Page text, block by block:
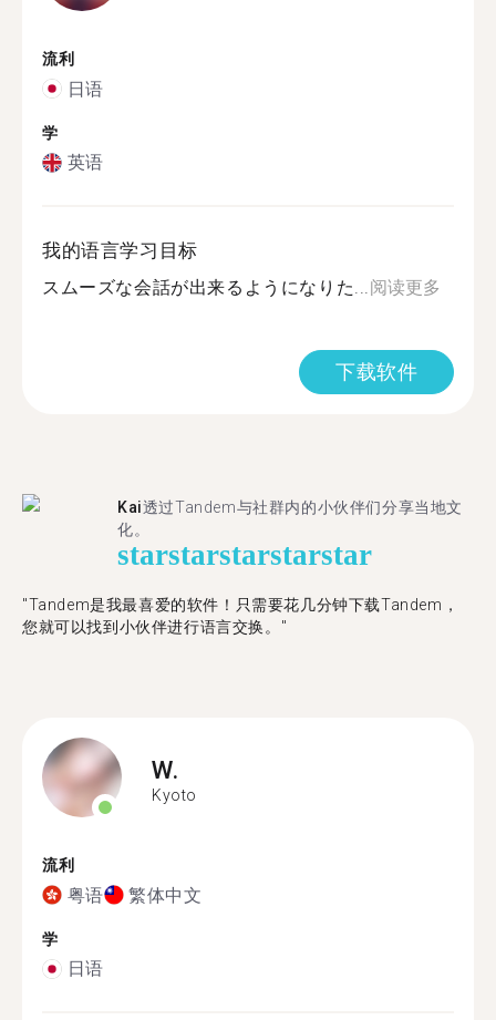
流利
日语
学
英语
我的语言学习目标
スムーズな会話が出来るようになりた...阅读更多
下载软件
Kai透过Tandem与社群内的小伙伴们分享当地文
化。
starstarstarstarstar
"Tandem是我最喜爱的软件！只需要花几分钟下载Tandem，
您就可以找到小伙伴进行语言交换。"
W.
Kyoto
流利
粤语 繁体中文
学
日语